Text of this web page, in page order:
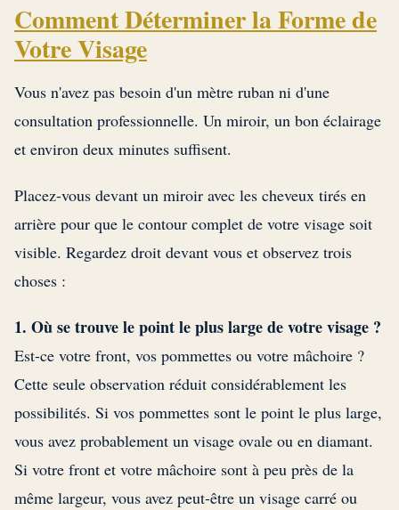
Comment Déterminer la Forme de
Votre Visage
Vous n'avez pas besoin d'un mètre ruban ni d'une
consultation professionnelle. Un miroir, un bon éclairage
et environ deux minutes suffisent.
Placez-vous devant un miroir avec les cheveux tirés en
arrière pour que le contour complet de votre visage soit
visible. Regardez droit devant vous et observez trois
choses :
1. Où se trouve le point le plus large de votre visage ?
Est-ce votre front, vos pommettes ou votre mâchoire ?
Cette seule observation réduit considérablement les
possibilités. Si vos pommettes sont le point le plus large,
vous avez probablement un visage ovale ou en diamant.
Si votre front et votre mâchoire sont à peu près de la
même largeur, vous avez peut-être un visage carré ou